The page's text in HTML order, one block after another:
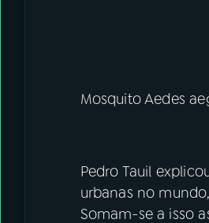
Mosquito Aedes
Pedro Tauil
urbanas no
Somam-se a isso